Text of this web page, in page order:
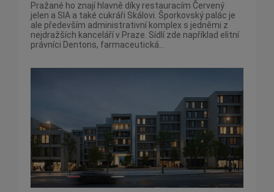
Pražané ho znají hlavně díky restauracím Červený
jelen a SIA a také cukráři Skálovi. Šporkovský palác je
ale především administrativní komplex s jedněmi z
nejdražších kanceláří v Praze. Sídlí zde například elitní
právníci Dentons, farmaceutická...